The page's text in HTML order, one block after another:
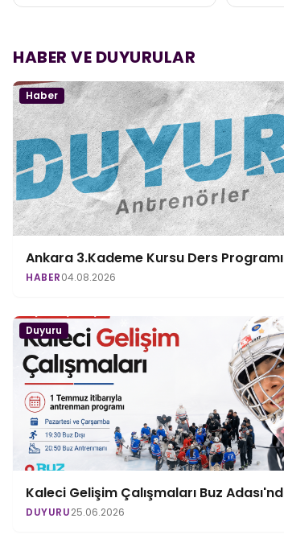
HABER VE DUYURULAR
Haber
Ankara 3.Kademe Kursu Ders Programı
HABER04.08.2026
Duyuru
Kaleci Gelişim Çalışmaları Buz
DUYURU25.06.2026